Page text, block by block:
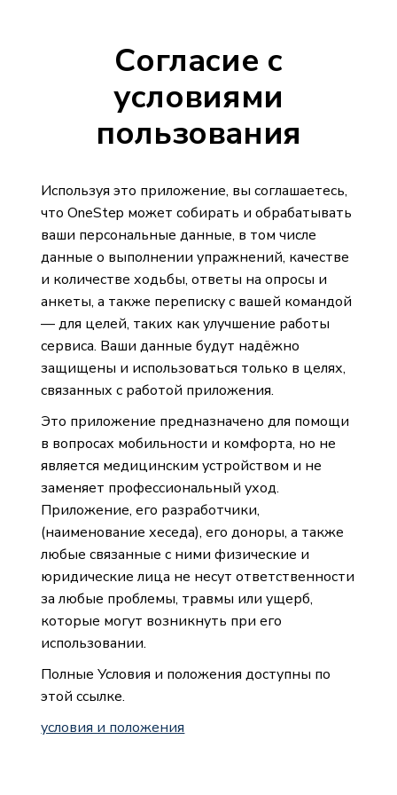
Согласие с
условиями
пользования
Используя это приложение, вы соглашаетесь,
что OneStep может собирать и обрабатывать
ваши персональные данные, в том числе
данные о выполнении упражнений, качестве
и количестве ходьбы, ответы на опросы и
анкеты, а также переписку с вашей командой
— для целей, таких как улучшение работы
сервиса. Ваши данные будут надёжно
защищены и использоваться только в целях,
связанных с работой приложения.
Это приложение предназначено для помощи
в вопросах мобильности и комфорта, но не
является медицинским устройством и не
заменяет профессиональный уход.
Приложение, его разработчики,
(наименование хеседа), его доноры, а также
любые связанные с ними физические и
юридические лица не несут ответственности
за любые проблемы, травмы или ущерб,
которые могут возникнуть при его
использовании.
Полные Условия и положения доступны по
этой ссылке.
условия и положения